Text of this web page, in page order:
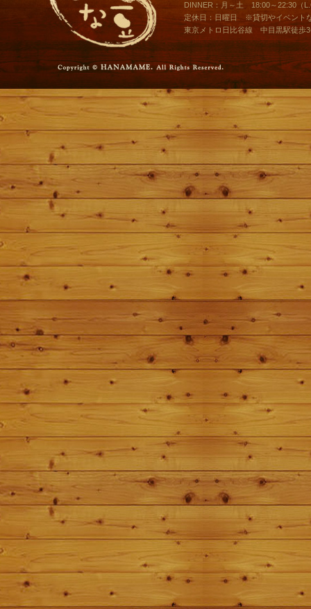
DINNER：月～土 18:00～22:30（
定休日：日曜日 ※貸切やイベント
東京メトロ日比谷線 中目黒駅徒歩